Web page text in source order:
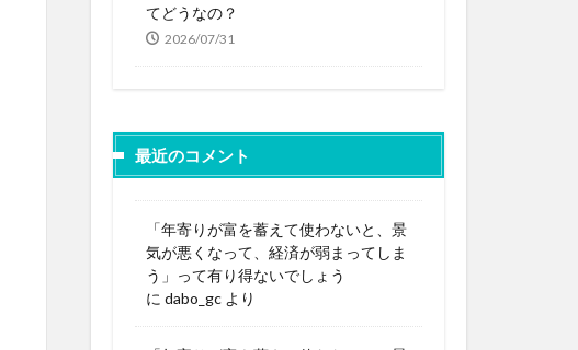
てどうなの？
2026/07/31
最近のコメント
「年寄りが富を蓄えて使わないと、景
気が悪くなって、経済が弱まってしま
う」って有り得ないでしょう
に dabo_gc より